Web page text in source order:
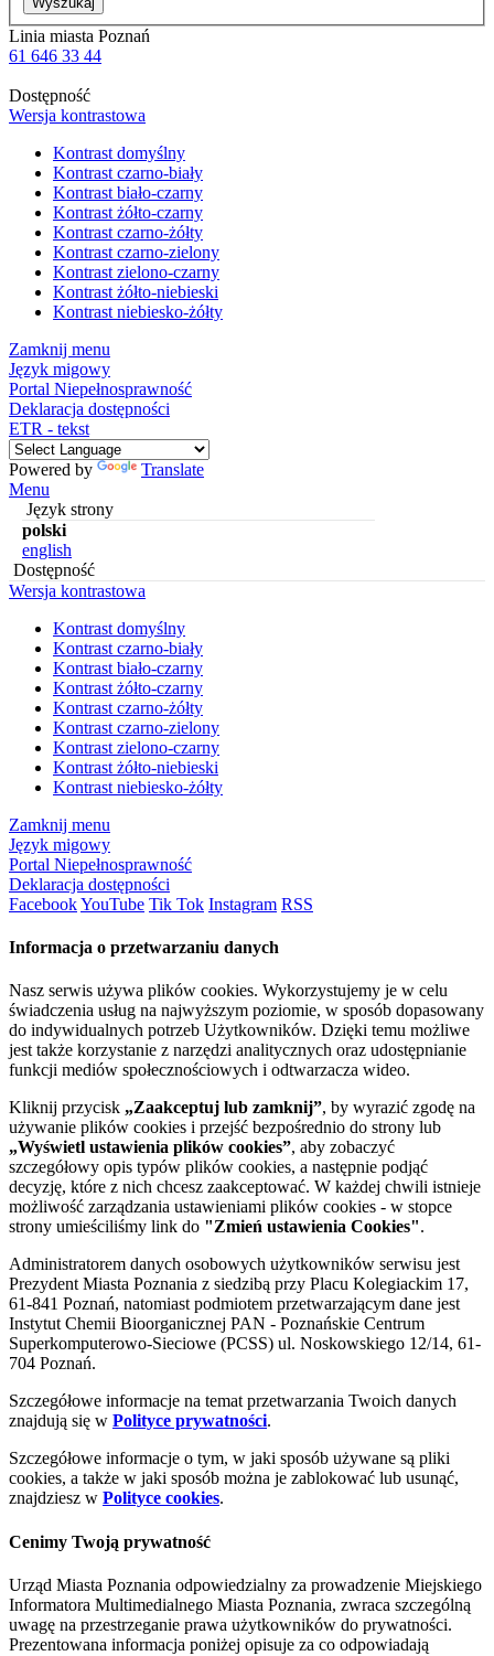
Linia miasta Poznań
61 646 33 44
Dostępność
Wersja kontrastowa
Kontrast domyślny
Kontrast czarno-biały
Kontrast biało-czarny
Kontrast żółto-czarny
Kontrast czarno-żółty
Kontrast czarno-zielony
Kontrast zielono-czarny
Kontrast żółto-niebieski
Kontrast niebiesko-żółty
Zamknij menu
Język migowy
Portal Niepełnosprawność
Deklaracja dostępności
ETR - tekst
Powered by
Translate
Menu
Język strony
polski
english
Dostępność
Wersja kontrastowa
Kontrast domyślny
Kontrast czarno-biały
Kontrast biało-czarny
Kontrast żółto-czarny
Kontrast czarno-żółty
Kontrast czarno-zielony
Kontrast zielono-czarny
Kontrast żółto-niebieski
Kontrast niebiesko-żółty
Zamknij menu
Język migowy
Portal Niepełnosprawność
Deklaracja dostępności
FacebookYouTube Tik Tok Instagram RSS
Informacja o przetwarzaniu danych
Nasz serwis używa plików cookies. Wykorzystujemy je w celu
świadczenia usług na najwyższym poziomie, w sposób dopasowany
do indywidualnych potrzeb Użytkowników. Dzięki temu możliwe
jest także korzystanie z narzędzi analitycznych oraz udostępnianie
funkcji mediów społecznościowych i odtwarzacza wideo.
Kliknij przycisk „Zaakceptuj lub zamknij”, by wyrazić zgodę na
używanie plików cookies i przejść bezpośrednio do strony lub
„Wyświetl ustawienia plików cookies”, aby zobaczyć
szczegółowy opis typów plików cookies, a następnie podjąć
decyzję, które z nich chcesz zaakceptować. W każdej chwili istnieje
możliwość zarządzania ustawieniami plików cookies - w stopce
strony umieściliśmy link do "Zmień ustawienia Cookies".
Administratorem danych osobowych użytkowników serwisu jest
Prezydent Miasta Poznania z siedzibą przy Placu Kolegiackim 17,
61-841 Poznań, natomiast podmiotem przetwarzającym dane jest
Instytut Chemii Bioorganicznej PAN - Poznańskie Centrum
Superkomputerowo-Sieciowe (PCSS) ul. Noskowskiego 12/14, 61-
704 Poznań.
Szczegółowe informacje na temat przetwarzania Twoich danych
znajdują się w Polityce prywatności.
Szczegółowe informacje o tym, w jaki sposób używane są pliki
cookies, a także w jaki sposób można je zablokować lub usunąć,
znajdziesz w Polityce cookies.
Cenimy Twoją prywatność
Urząd Miasta Poznania odpowiedzialny za prowadzenie Miejskiego
Informatora Multimedialnego Miasta Poznania, zwraca szczególną
uwagę na przestrzeganie prawa użytkowników do prywatności.
Prezentowana informacja poniżej opisuje za co odpowiadają